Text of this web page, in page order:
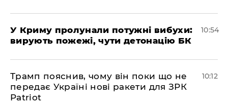
У Криму пролунали потужні вибухи:
вирують пожежі, чути детонацію БК
10:54
Трамп пояснив, чому він поки що не
передає Україні нові ракети для ЗРК
Patriot
10:12